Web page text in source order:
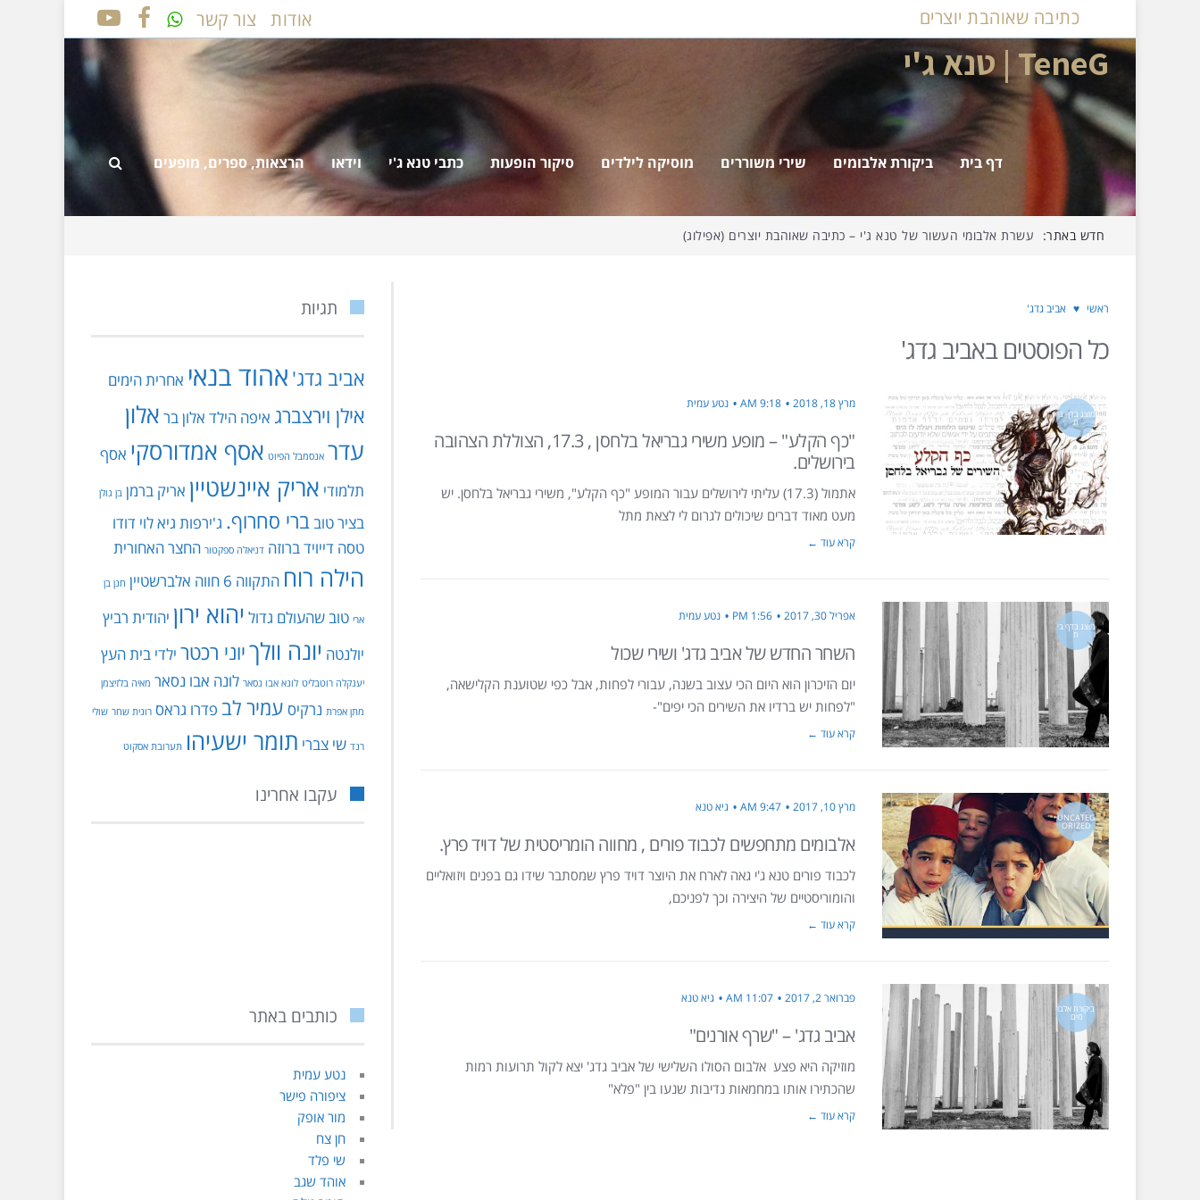
כתיבה שאוהבת יוצרים אודות צור קשר
FACEBOOK
YOUTUBE
TeneG | טנא ג'י
דף בית ביקורת אלבומים שירי משוררים מוסיקה לילדים סיקור הופעות כתבי טנא ג'י וידאו הרצאות, ספרים, מופעים
חדש באתר: עשרת אלבומי העשור של טנא ג'י – כתיבה שאוהבת יוצרים (אפילוג)
ראשי ♥ אביב גדג'
כל הפוסטים באביב גדג'
מוצג בדף בי
ת
מרץ 18, 2018 9:18 AM נטע עמית
"כף הקלע" – מופע משירי גבריאל בלחסן , 17.3, הצוללת הצהובה
בירושלים.
אתמול (17.3) עליתי לירושלים עבור המופע "כף הקלע", משירי גבריאל בלחסן. יש
מעט מאוד דברים שיכולים לגרום לי לצאת מתל
קרא עוד ←
מוצג בדף בי
ת
אפריל 30, 2017 1:56 PM נטע עמית
השחר החדש של אביב גדג' ושירי שכול
יום הזיכרון הוא היום הכי עצוב בשנה, עבורי לפחות, אבל כפי שטוענת הקלישאה,
"לפחות יש ברדיו את השירים הכי יפים"-
קרא עוד ←
UNCATEG
ORIZED
מרץ 10, 2017 9:47 AM גיא טנא
אלבומים מתחפשים לכבוד פורים , מחווה הומריסטית של דויד פרץ.
לכבוד פורים טנא ג'י גאה לארח את היוצר דויד פרץ שמסתבר שידו גם בפנים ויזואליים
והומוריסטיים של היצירה וכך לפניכם,
קרא עוד ←
ביקורת אלבו
מים
פברואר 2, 2017 11:07 AM גיא טנא
אביב גדג' – "שרף אורנים"
מוזיקה היא פצע אלבום הסולו השלישי של אביב גדג' יצא לקול תרועות רמות
שהכתירו אותו במחמאות נדיבות שנעו בין "פלא"
קרא עוד ←
תגיות
אביב גדג' אהוד בנאי אחרית הימים
אילן וירצברג איפה הילד אלון בר אלון
עדר אנסמבל הפיוט אסף אמדורסקי אסף
תלמודי אריק איינשטיין אריק ברמן בן גולן
בציר טובברי סחרוף. ג'ירפות גיא לוי דודו
טסה דייויד ברוזה דניאלה ספקטור החצר האחורית
הילה רוח התקווה 6 חווה אלברשטיין חנן בן
ארי טוב שהעולם גדול יהוא ירון יהודית רביץ
יולנטה יונה וולךיוני רכטר ילדי בית העץ
יענקלה רוטבליט לונא אבו נסאר לונה אבו נסאר מאיה בלזיצמן
מתן אפרת נרקיס עמיר לב פדרו גראס רונית שחר שולי
רנד שי צברי תומר ישעיהו תערובת אסקוט
עקבו אחרינו
כותבים באתר
נטע עמית
ציפורה פישר
מור אופק
חן צח
שי פלד
אוהד שגב